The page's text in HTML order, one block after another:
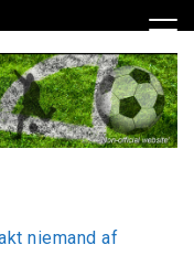
niemand af